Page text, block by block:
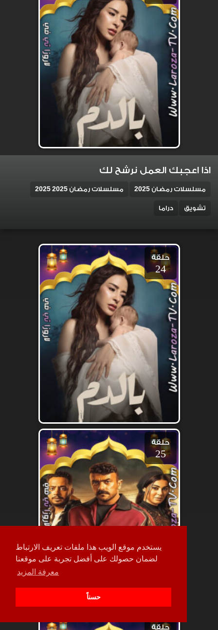
يستخدم موقع الويب هذا ملفات تعريف الارتباط
لضمان حصولك على أفضل تجربة على موقعنا
معرفة المزيد
حسناً
اذا اعجبك العمل نرشح لك
مسلسلات رمضان 2025
مسلسلات رمضان 2025 2025
تشويق
دراما
حلقة
24
حلقة
25
حلقة